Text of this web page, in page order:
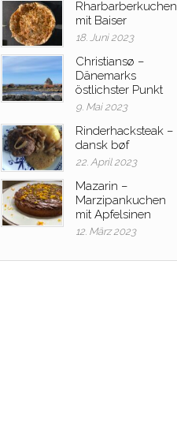
Rharbarberkuchen
mit Baiser
18. Juni 2023
Christiansø –
Dänemarks
östlichster Punkt
9. Mai 2023
Rinderhacksteak –
dansk bøf
22. April 2023
Mazarin –
Marzipankuchen
mit Apfelsinen
12. März 2023